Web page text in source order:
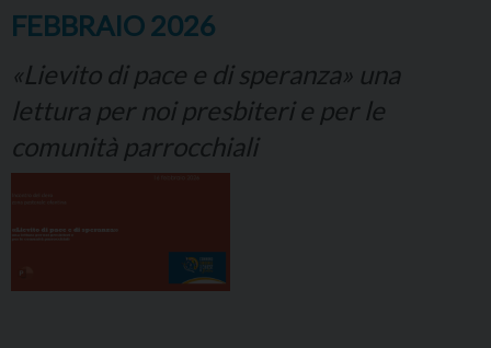
FEBBRAIO 2026
«Lievito di pace e di speranza» una
lettura per noi presbiteri e per le
comunità parrocchiali